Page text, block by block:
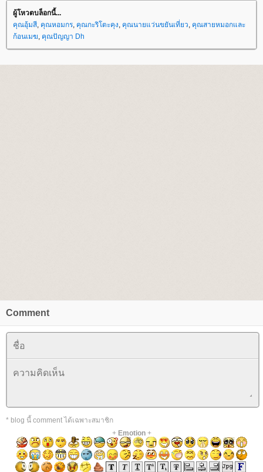
ผู้โหวตบล็อกนี้...
คุณอุ้มสี คุณหอมกร คุณกะริโตะคุง คุณนายแว่นขยันเที่ยว คุณสายหมอกและ
ก้อนเมฆ คุณปัญญา Dh
Comment
* blog นี้ comment ได้เฉพาะสมาชิก
+ Emotion+